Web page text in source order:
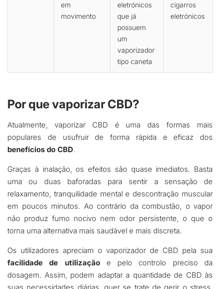
em
movimento
eletrónicos
que já
possuem
um
vaporizador
tipo caneta
cigarros
eletrónicos
Por que vaporizar CBD?
Atualmente, vaporizar CBD é uma das formas mais
populares de usufruir de forma rápida e eficaz dos
benefícios do CBD.
Graças à inalação, os efeitos são quase imediatos. Basta
uma ou duas baforadas para sentir a sensação de
relaxamento, tranquilidade mental e descontração muscular
em poucos minutos. Ao contrário da combustão, o vapor
não produz fumo nocivo nem odor persistente, o que o
torna uma alternativa mais saudável e mais discreta.
Os utilizadores apreciam o vaporizador de CBD pela sua
facilidade de utilizaçãoe pelo controlo preciso da
dosagem. Assim, podem adaptar a quantidade de CBD às